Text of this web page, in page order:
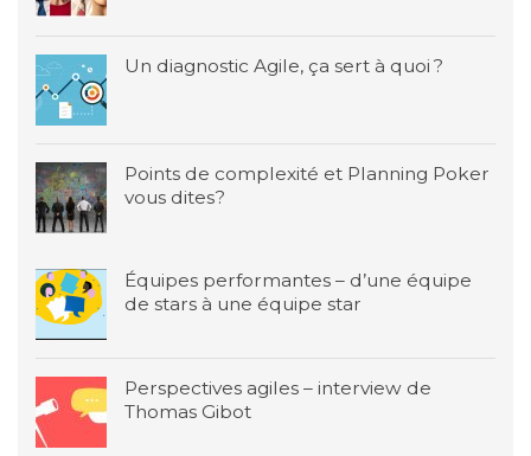
Un diagnostic Agile, ça sert à quoi ?
Points de complexité et Planning Poker
vous dites?
Équipes performantes – d’une équipe
de stars à une équipe star
Perspectives agiles – interview de
Thomas Gibot